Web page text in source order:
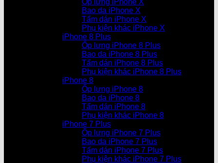
Ốp lưng iPhone X
Bao da iPhone X
Tấm dán iPhone X
Phụ kiện khác iPhone X
iPhone 8 Plus
Ốp lưng iPhone 8 Plus
Bao da iPhone 8 Plus
Tấm dán iPhone 8 Plus
Phụ kiện khác iPhone 8 Plus
iPhone 8
Ốp lưng iPhone 8
Bao da iPhone 8
Tấm dán iPhone 8
Phụ kiện khác iPhone 8
iPhone 7 Plus
Ốp lưng iPhone 7 Plus
Bao da iPhone 7 Plus
Tấm dán iPhone 7 Plus
Phụ kiện khác iPhone 7 Plus